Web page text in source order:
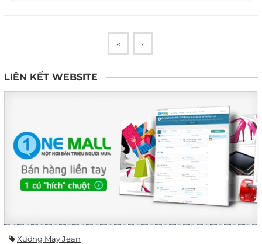
« ‹
LIÊN KẾT WEBSITE
Xưởng May Jean